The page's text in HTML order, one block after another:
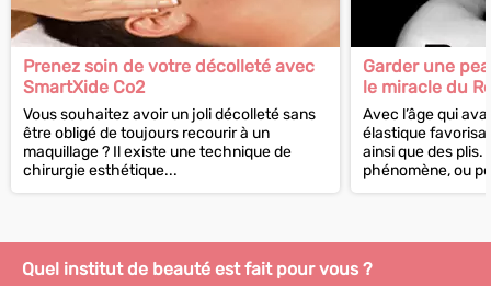
Prenez soin de votre décolleté avec
SmartXide Co2
Vous souhaitez avoir un joli décolleté sans
être obligé de toujours recourir à un
maquillage ? Il existe une technique de
chirurgie esthétique...
Garder une
le miracle du
Avec l’âge qui
élastique
ainsi que des plis.
phénomène, ou
Quel institut de beauté est fait pour vous ?